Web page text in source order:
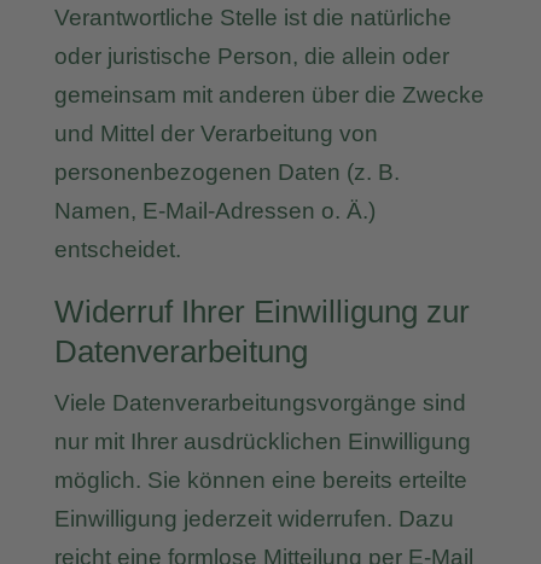
Verantwortliche Stelle ist die natürliche
oder juristische Person, die allein oder
gemeinsam mit anderen über die Zwecke
und Mittel der Verarbeitung von
personenbezogenen Daten (z. B.
Namen, E-Mail-Adressen o. Ä.)
entscheidet.
Widerruf Ihrer Einwilligung zur
Datenverarbeitung
Viele Datenverarbeitungsvorgänge sind
nur mit Ihrer ausdrücklichen Einwilligung
möglich. Sie können eine bereits erteilte
Einwilligung jederzeit widerrufen. Dazu
reicht eine formlose Mitteilung per E-Mail